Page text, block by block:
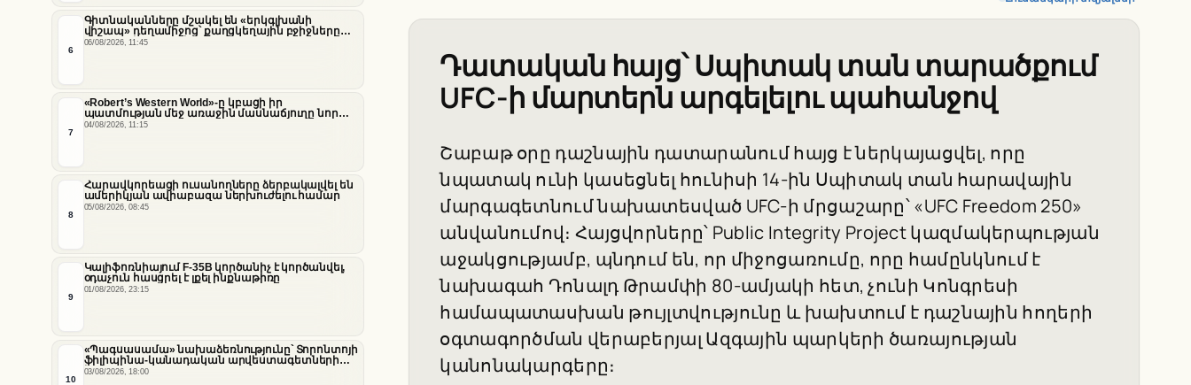
6
Գիտնականները մշակել են «երկգլխանի
վիշապ» դեղամիջոց՝ քաղցկեղային բջիջները
սովամահ անելու համար
06/08/2026, 11:45
7
«Robert’s Western World»-ը կբացի իր
պատմության մեջ առաջին մասնաճյուղը նոր
«Nissan Stadium» մարզադաշտում
04/08/2026, 11:15
8
Հարավկորեացի ուսանողները ձերբակալվել են
ամերիկյան ավիաբազա ներխուժելու համար
05/08/2026, 08:45
9
Կալիֆոռնիայում F-35B կործանիչ է կործանվել,
օդաչուն հասցրել է լքել ինքնաթիռը
01/08/2026, 23:15
10
«Պագսասամա» նախաձեռնությունը՝ Տորոնտոյի
ֆիլիպինա-կանադական արվեստագետների
համար
03/08/2026, 18:00
Դատական հայց՝ Սպիտակ տան տարածքում
UFC-ի մարտերն արգելելու պահանջով
Շաբաթ օրը դաշնային դատարանում հայց է ներկայացվել, որը
նպատակ ունի կասեցնել հունիսի 14-ին Սպիտակ տան հարավային
մարգագետնում նախատեսված UFC-ի մրցաշարը՝ «UFC Freedom 250»
անվանումով։ Հայցվորները՝ Public Integrity Project կազմակերպության
աջակցությամբ, պնդում են, որ միջոցառումը, որը համընկնում է
նախագահ Դոնալդ Թրամփի 80-ամյակի հետ, չունի Կոնգրեսի
համապատասխան թույլտվությունը և խախտում է դաշնային հողերի
օգտագործման վերաբերյալ Ազգային պարկերի ծառայության
կանոնակարգերը։